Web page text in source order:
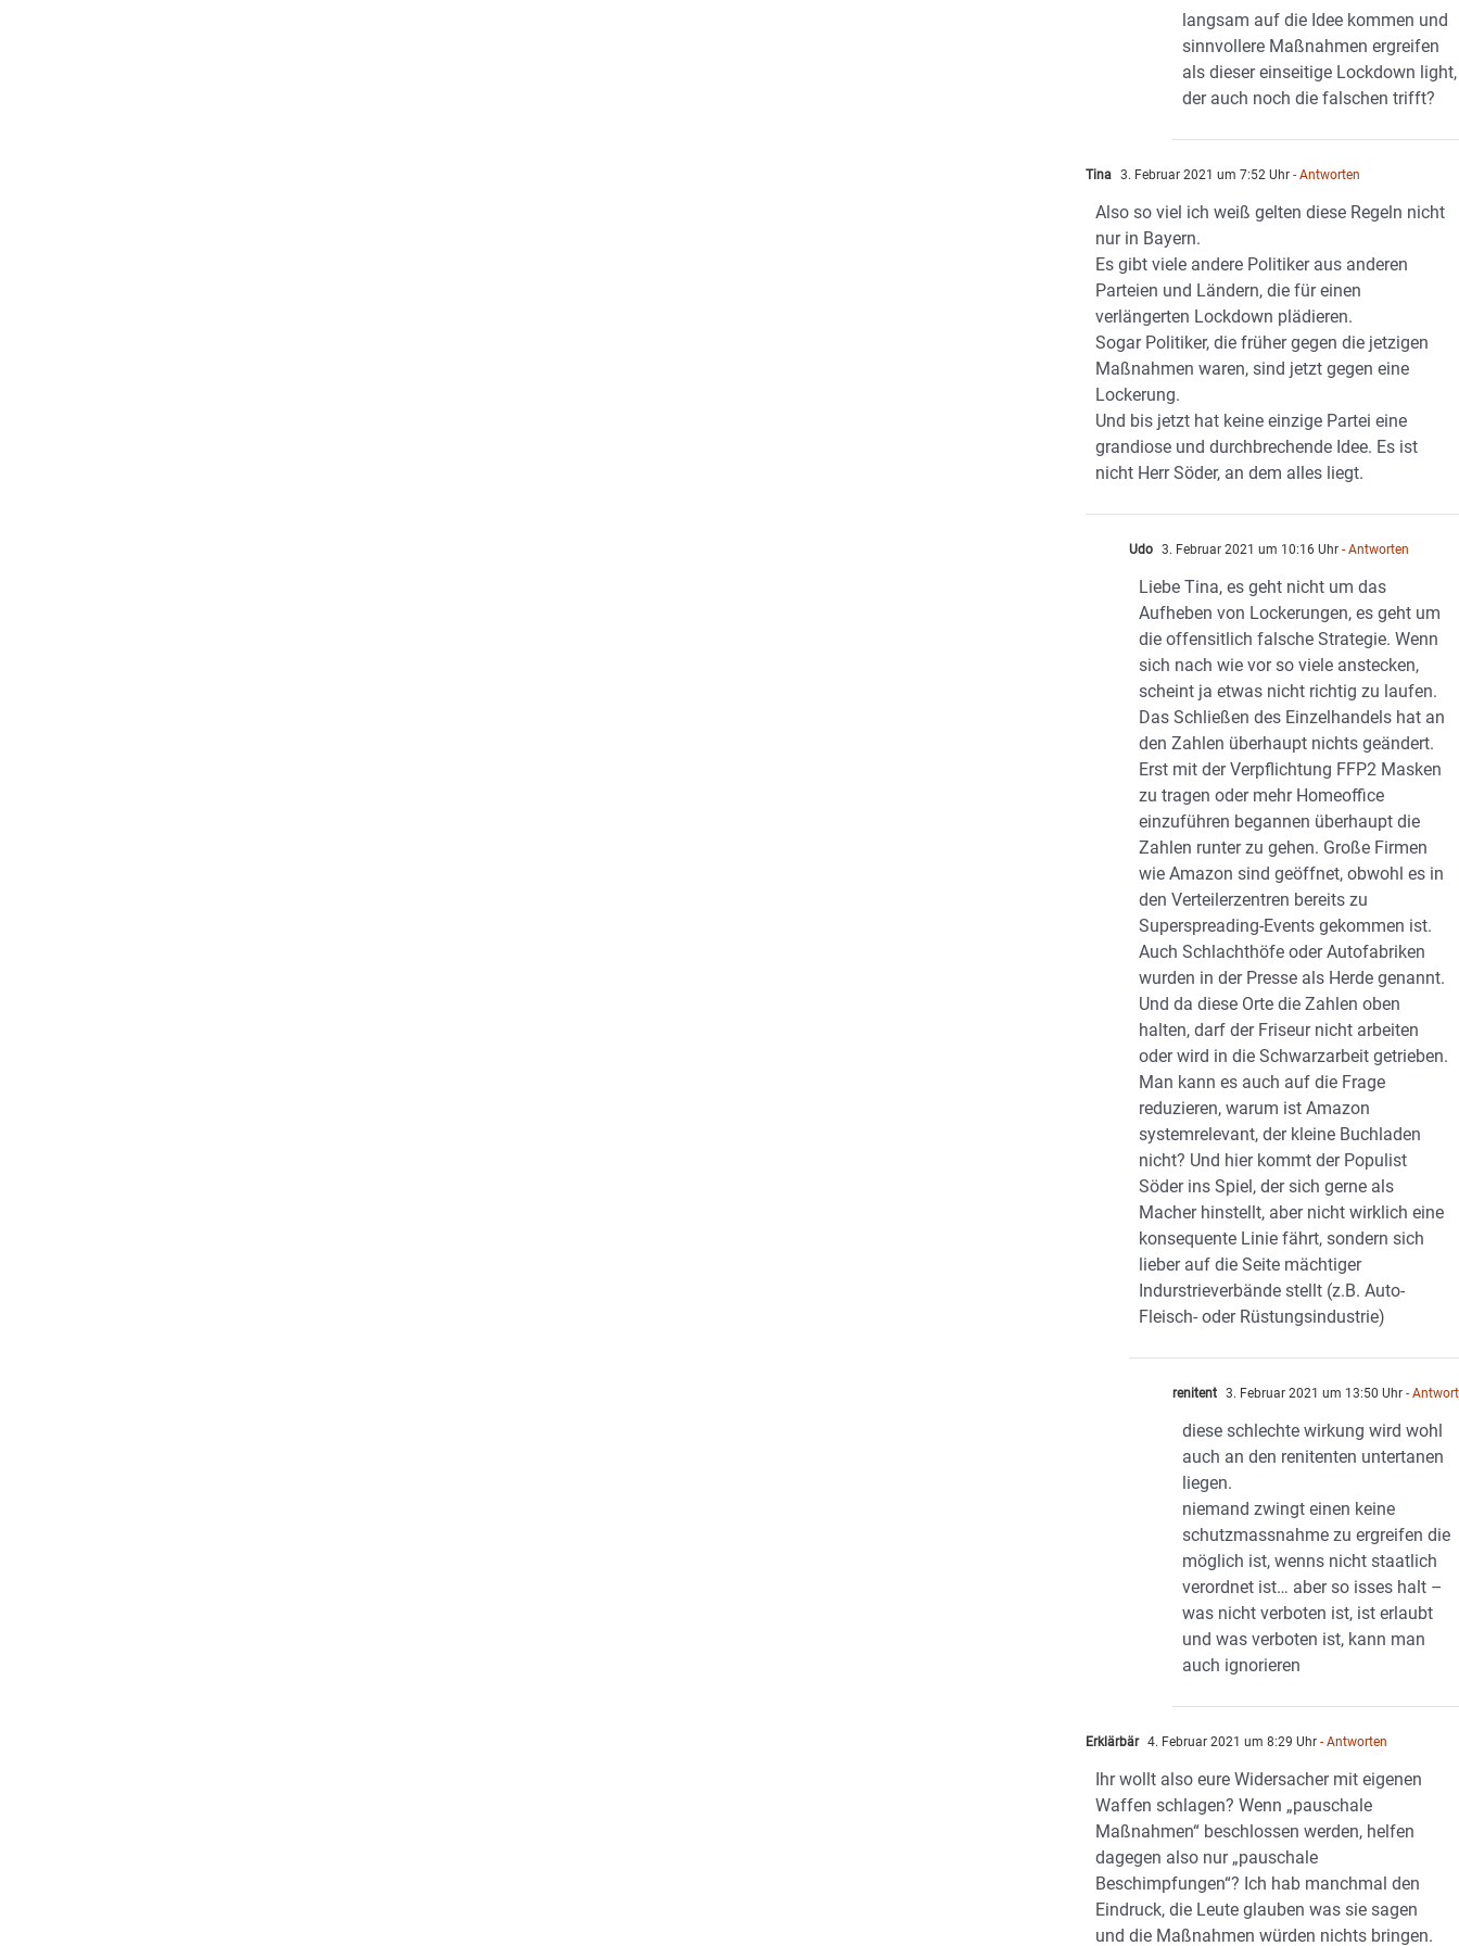
langsam auf die Idee kommen und
sinnvollere Maßnahmen ergreifen
als dieser einseitige Lockdown light,
der auch noch die falschen trifft?
Tina 3. Februar 2021 um 7:52 Uhr - Antworten
Also so viel ich weiß gelten diese Regeln nicht
nur in Bayern.
Es gibt viele andere Politiker aus anderen
Parteien und Ländern, die für einen
verlängerten Lockdown plädieren.
Sogar Politiker, die früher gegen die jetzigen
Maßnahmen waren, sind jetzt gegen eine
Lockerung.
Und bis jetzt hat keine einzige Partei eine
grandiose und durchbrechende Idee. Es ist
nicht Herr Söder, an dem alles liegt.
Udo 3. Februar 2021 um 10:16 Uhr - Antworten
Liebe Tina, es geht nicht um das
Aufheben von Lockerungen, es geht um
die offensitlich falsche Strategie. Wenn
sich nach wie vor so viele anstecken,
scheint ja etwas nicht richtig zu laufen.
Das Schließen des Einzelhandels hat an
den Zahlen überhaupt nichts geändert.
Erst mit der Verpflichtung FFP2 Masken
zu tragen oder mehr Homeoffice
einzuführen begannen überhaupt die
Zahlen runter zu gehen. Große Firmen
wie Amazon sind geöffnet, obwohl es in
den Verteilerzentren bereits zu
Superspreading-Events gekommen ist.
Auch Schlachthöfe oder Autofabriken
wurden in der Presse als Herde genannt.
Und da diese Orte die Zahlen oben
halten, darf der Friseur nicht arbeiten
oder wird in die Schwarzarbeit getrieben.
Man kann es auch auf die Frage
reduzieren, warum ist Amazon
systemrelevant, der kleine Buchladen
nicht? Und hier kommt der Populist
Söder ins Spiel, der sich gerne als
Macher hinstellt, aber nicht wirklich eine
konsequente Linie fährt, sondern sich
lieber auf die Seite mächtiger
Indurstrieverbände stellt (z.B. Auto-
Fleisch- oder Rüstungsindustrie)
renitent 3. Februar 2021 um 13:50 Uhr -
diese schlechte wirkung wird wohl
auch an den renitenten untertanen
liegen.
niemand zwingt einen keine
schutzmassnahme zu ergreifen die
möglich ist, wenns nicht staatlich
verordnet ist… aber so isses halt –
was nicht verboten ist, ist erlaubt
und was verboten ist, kann man
auch ignorieren
Erklärbär 4. Februar 2021 um 8:29 Uhr - Antworten
Ihr wollt also eure Widersacher mit eigenen
Waffen schlagen? Wenn „pauschale
Maßnahmen“ beschlossen werden, helfen
dagegen also nur „pauschale
Beschimpfungen“? Ich hab manchmal den
Eindruck, die Leute glauben was sie sagen
und die Maßnahmen würden nichts bringen.